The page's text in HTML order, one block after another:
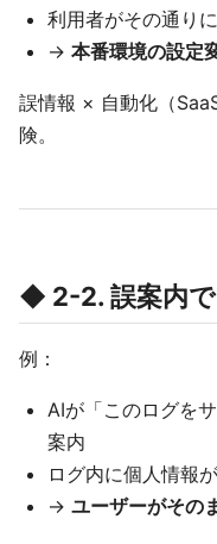
利用者がその通り
→ 本番環境の設定
誤情報 × 自動化（
険。
◆ 2-2. 誤案内で
例：
AIが「このログを
案内
ログ内に個人情報
→ ユーザーがその